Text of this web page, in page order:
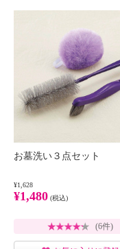
お墓洗い３点セット
¥1,628
¥1,480 (税込)
(6件)